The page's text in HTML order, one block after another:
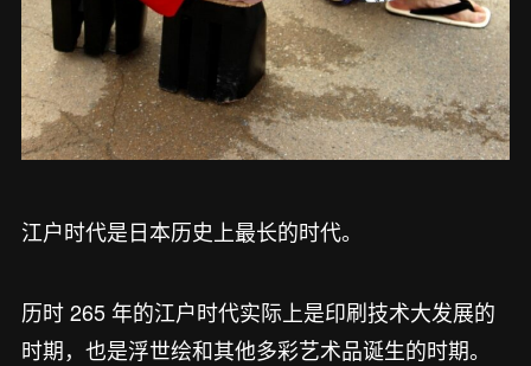
江户时代是日本历史上最长的时代。
历时 265 年的江户时代实际上是印刷技术大发展的
时期，也是浮世绘和其他多彩艺术品诞生的时期。